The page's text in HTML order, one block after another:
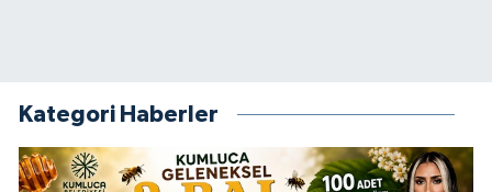
Kategori Haberler